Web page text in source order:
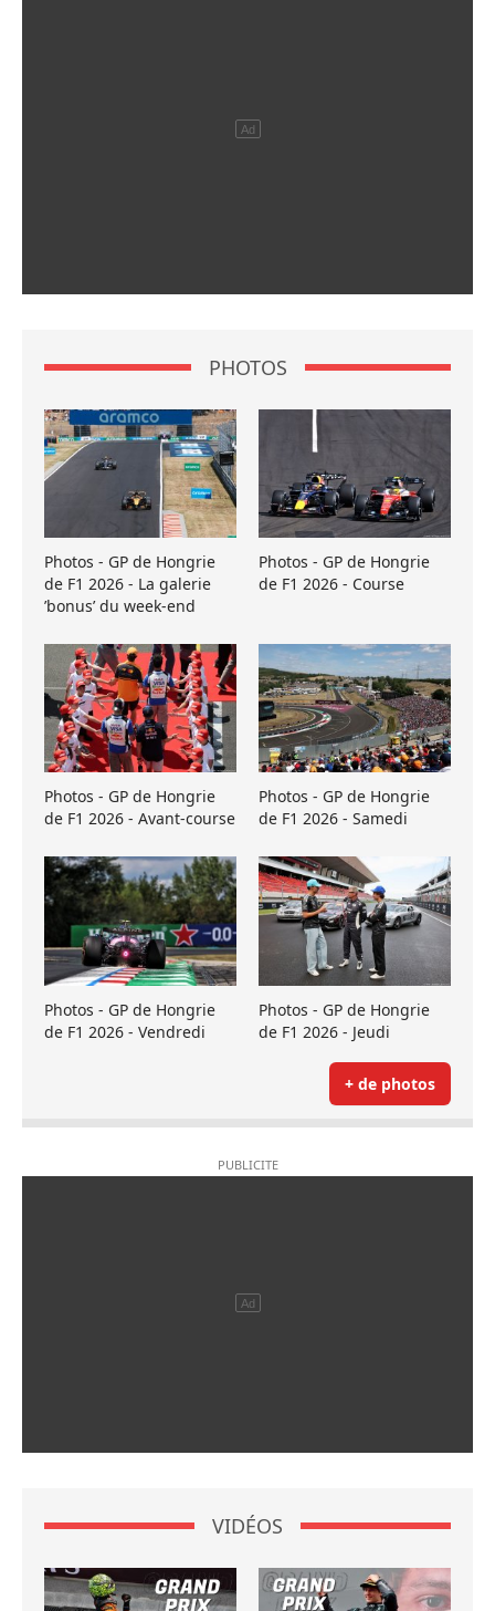
PHOTOS
Photos - GP de Hongrie
de F1 2026 - La galerie
’bonus’ du week-end
Photos - GP de Hongrie
de F1 2026 - Course
Photos - GP de Hongrie
de F1 2026 - Avant-course
Photos - GP de Hongrie
de F1 2026 - Samedi
Photos - GP de Hongrie
de F1 2026 - Vendredi
Photos - GP de Hongrie
de F1 2026 - Jeudi
+ de photos
VIDÉOS